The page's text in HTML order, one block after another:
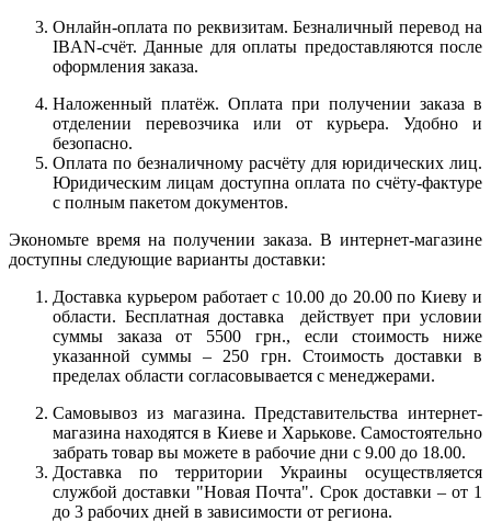
Онлайн-оплата по реквизитам. Безналичный перевод на
IBAN-счёт. Данные для оплаты предоставляются после
оформления заказа.
Наложенный платёж. Оплата при получении заказа в
отделении перевозчика или от курьера. Удобно и
безопасно.
Оплата по безналичному расчёту для юридических лиц.
Юридическим лицам доступна оплата по счёту-фактуре
с полным пакетом документов.
Экономьте время на получении заказа. В интернет-магазине
доступны следующие варианты доставки:
Доставка курьером работает с 10.00 до 20.00 по Киеву и
области. Бесплатная доставка действует при условии
суммы заказа от 5500 грн., если стоимость ниже
указанной суммы – 250 грн. Стоимость доставки в
пределах области согласовывается с менеджерами.
Самовывоз из магазина. Представительства интернет-
магазина находятся в Киеве и Харькове. Самостоятельно
забрать товар вы можете в рабочие дни с 9.00 до 18.00.
Доставка по территории Украины осуществляется
службой доставки "Новая Почта". Срок доставки – от 1
до 3 рабочих дней в зависимости от региона.